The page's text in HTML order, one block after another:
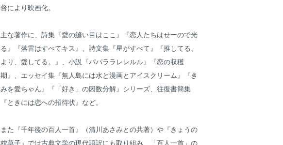
督により映画化。
主な著作に、詩集『愛の縫い目はここ』『恋人たちはせーので光
る』『落雷はすべてキス』、詩文集『星がすべて』『推してる、
より、愛してる。』、小説『パパララレレルル』『恋の収穫
期』、エッセイ集『無人島には水と漫画とアイスクリーム』『き
みを愛ちゃん』『「好き」の因数分解』シリーズ、往復書簡集
『ときには恋への招待状』など。
また『千年後の百人一首』（清川あさみとの共著）や『きょうの
枕草子』では古典文学の現代語訳にも取り組み、「百人一首」の